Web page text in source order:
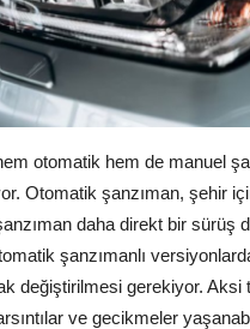
otomatik hem de manuel
Otomatik şanzıman, şehir
daha direkt bir sürüş
şanzımanlı
değiştirilmesi gerekiyor. Aksi
ve gecikmeler